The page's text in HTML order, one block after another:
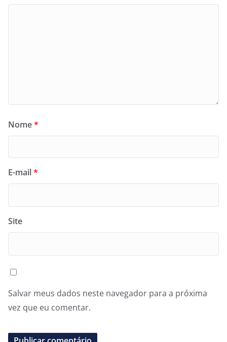
Nome*
E-mail*
Site
Salvar meus dados neste navegador para a próxima
vez que eu comentar.